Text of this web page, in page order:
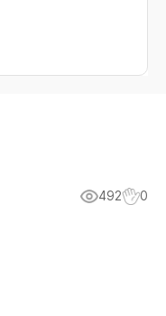
492 0